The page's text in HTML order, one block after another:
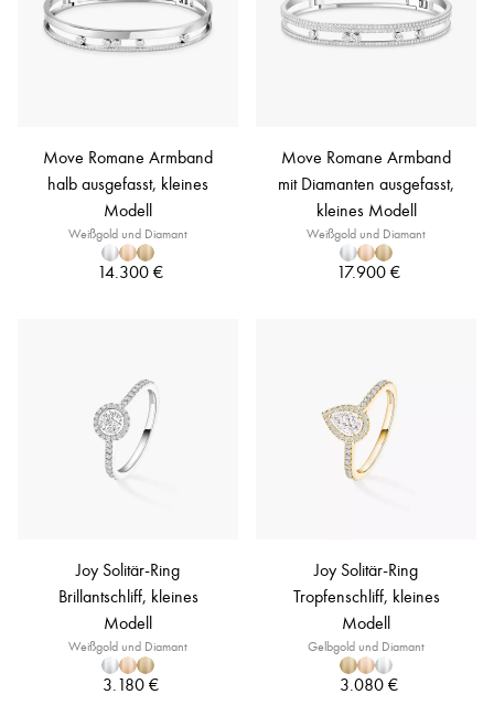
Move Romane Armband
halb ausgefasst, kleines
Modell
Weißgold und Diamant
14.300 €
Move Romane Armband
mit Diamanten ausgefasst,
kleines Modell
Weißgold und Diamant
17.900 €
Joy Solitär-Ring
Brillantschliff, kleines
Modell
Weißgold und Diamant
3.180 €
Joy Solitär-Ring
Tropfenschliff, kleines
Modell
Gelbgold und Diamant
3.080 €